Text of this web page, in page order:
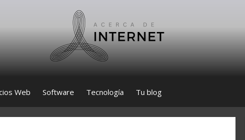
Web Software Tecnología Tu blog